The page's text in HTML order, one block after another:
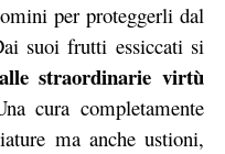
per proteggerli dal
suoi frutti essiccati si
straordinarie virtù
cura completamente
ma anche ustioni,